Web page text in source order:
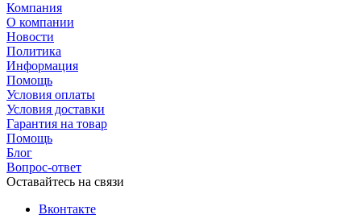
Компания
О компании
Новости
Политика
Информация
Помощь
Условия оплаты
Условия доставки
Гарантия на товар
Помощь
Блог
Вопрос-ответ
Оставайтесь на связи
Вконтакте